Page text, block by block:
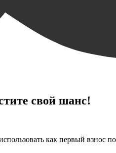
свой шанс!
как первый взнос